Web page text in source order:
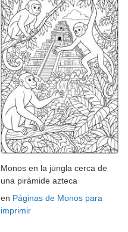
Monos en la jungla cerca de
una pirámide azteca
en Páginas de Monos para
imprimir